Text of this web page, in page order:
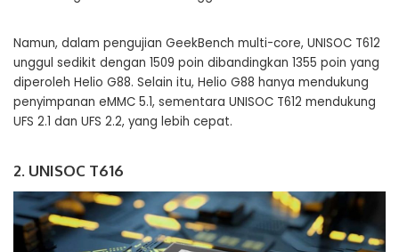
Namun, dalam pengujian GeekBench multi-core, UNISOC T612
unggul sedikit dengan 1509 poin dibandingkan 1355 poin yang
diperoleh Helio G88. Selain itu, Helio G88 hanya mendukung
penyimpanan eMMC 5.1, sementara UNISOC T612 mendukung
UFS 2.1 dan UFS 2.2, yang lebih cepat.
2. UNISOC T616